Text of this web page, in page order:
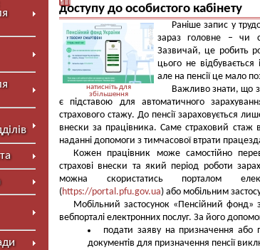
доступу до особистого кабінету
натисніть для
збільшення
Раніше запис у
зараз головне – чи
Зазвичай, це робить
цього не відбувається
але на пенсії це мало
Важливо знати, що з
є підставою для автоматичного
страхового стажу. До пенсії зараховується
внески за працівника. Саме страховий стаж
наданні допомоги з тимчасової втрати
Кожен працівник може самостійно
страхові внески та який період роботи
можна скористатись порталом
(https://portal.pfu.gov.ua) або мобільним
Мобільний застосунок «Пенсійний фонд»
вебпорталі електронних послуг. За його
подати заяву на призначення або
документів для призначення пенсії